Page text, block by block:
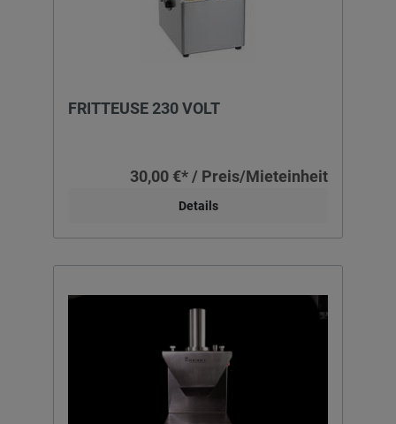
FRITTEUSE 230 VOLT
30,00 €* / Preis/Mieteinheit
Details